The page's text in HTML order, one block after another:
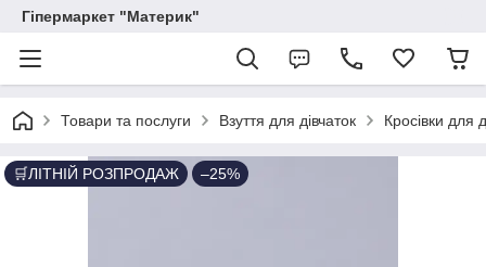
Гіпермаркет "Материк"
Товари та послуги Взуття для дівчаток Кросівки для
🛒ЛІТНІЙ РОЗПРОДАЖ –25%